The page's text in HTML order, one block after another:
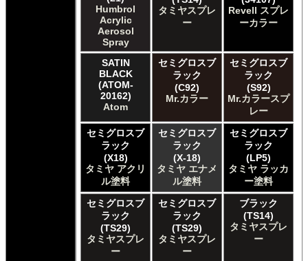
The Scale Modellers Supply SMS
Xtracolor Xtracolor
ガイアノーツ ガイア エナメル カラー
ガイアノーツ ガイアカラー
タミヤ タミヤ アクリル塗料
タミヤ タミヤ アクリル塗料 (フラット)
タミヤ タミヤ エアーモデルスプレー
タミヤ タミヤ エナメル塗料
タミヤ タミヤ トップコート/サーフェイサー/プライマー
タミヤ タミヤ ラッカー塗料
タミヤ タミヤスプレー
タミヤ タミヤスプレー
タミヤ タミヤスプレーAS
ＧＳＩクレオス Master Series Paints Pathfinder
ＧＳＩクレオス Mr.カラー
ＧＳＩクレオス Mr.カラー GX
ＧＳＩクレオス Mr.カラー 色ノ源
Humbrol
Acrylic
Aerosol
Spray
タミヤスプレ
ー
Revell スプレ
ーカラー
SATIN
BLACK
(ATOM-
20162)
Atom
セミグロスブ
ラック
(C92)
Mr.カラー
セミグロスブ
ラック
(S92)
Mr.カラースプ
レー
セミグロスブ
ラック
(X18)
タミヤ アクリ
ル塗料
セミグロスブ
ラック
(X-18)
タミヤ エナメ
ル塗料
セミグロスブ
ラック
(LP5)
タミヤ ラッカ
ー塗料
セミグロスブ
ラック
(TS29)
タミヤスプレ
ー
セミグロスブ
ラック
(TS29)
タミヤスプレ
ー
ブラック
(TS14)
タミヤスプレ
ー